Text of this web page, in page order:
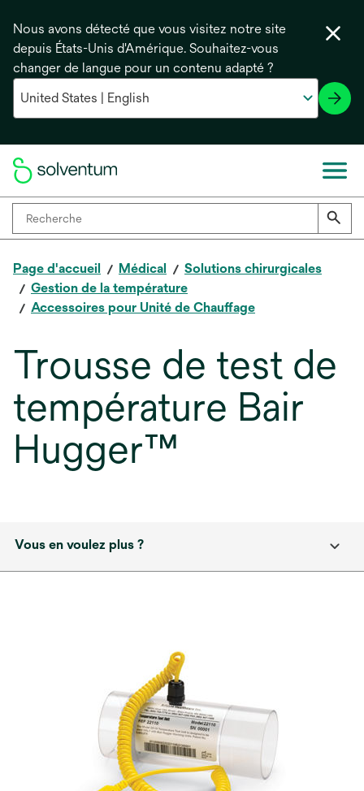
Nous avons détecté que vous visitez notre site
depuis États-Unis d'Amérique. Souhaitez-vous
changer de langue pour un contenu adapté ?
Page d'accueil Médical
Solutions chirurgicales
Gestion de la température
Accessoires pour Unité de Chauffage
Trousse de test de
température Bair
Hugger™
Vous en voulez plus ?